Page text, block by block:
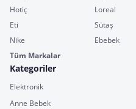
Hotiç
Loreal
Eti
Sütaş
Nike
Ebebek
Tüm Markalar
Kategoriler
Elektronik
Anne Bebek